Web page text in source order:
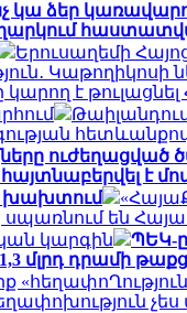
կա ձեր
Երուսաղեմի
Կաթողիկոսի
է թուլացնել
ուժեղացված
է
խախտում
սպառնում են
կարգին
ՊԵԿ-ը
մլրդ դրամի